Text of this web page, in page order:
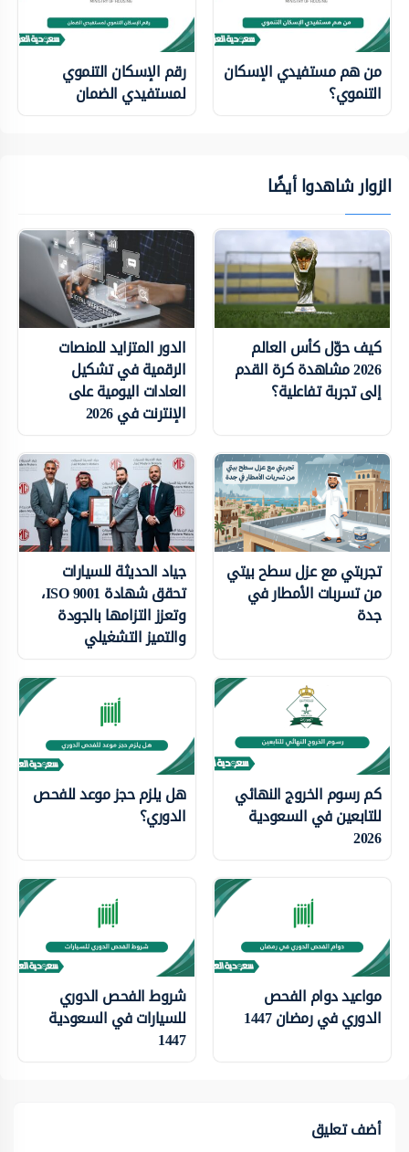
من هم مستفيدي الإسكان
التنموي؟
رقم الإسكان التنموي
لمستفيدي الضمان
الزوار شاهدوا أيضًا
كيف حوّل كأس العالم
2026 مشاهدة كرة القدم
إلى تجربة تفاعلية؟
الدور المتزايد للمنصات
الرقمية في تشكيل
العادات اليومية على
الإنترنت في 2026
تجربتي مع عزل سطح بيتي
من تسربات الأمطار في
جدة
جياد الحديثة للسيارات
تحقق شهادة ISO 9001،
وتعزز التزامها بالجودة
والتميز التشغيلي
كم رسوم الخروج النهائي
للتابعين في السعودية
2026
هل يلزم حجز موعد للفحص
الدوري؟
مواعيد دوام الفحص
الدوري في رمضان 1447
شروط الفحص الدوري
للسيارات في السعودية
1447
أضف تعليق